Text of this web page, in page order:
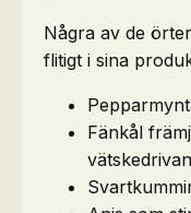
Några av de
flitigt i sina
Fänkål